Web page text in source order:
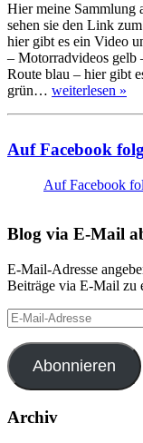
Hier meine Sammlung
sehen sie den Link
hier gibt es ein Video
– Motorradvideos gelb
Route blau – hier gibt
grün… weiterlesen »
Auf Facebook
Auf Facebook
Blog via E-Mail
E-Mail-Adresse
Beiträge via E-Mail zu
E-
Mail-
Adresse
Abonnieren
Archiv